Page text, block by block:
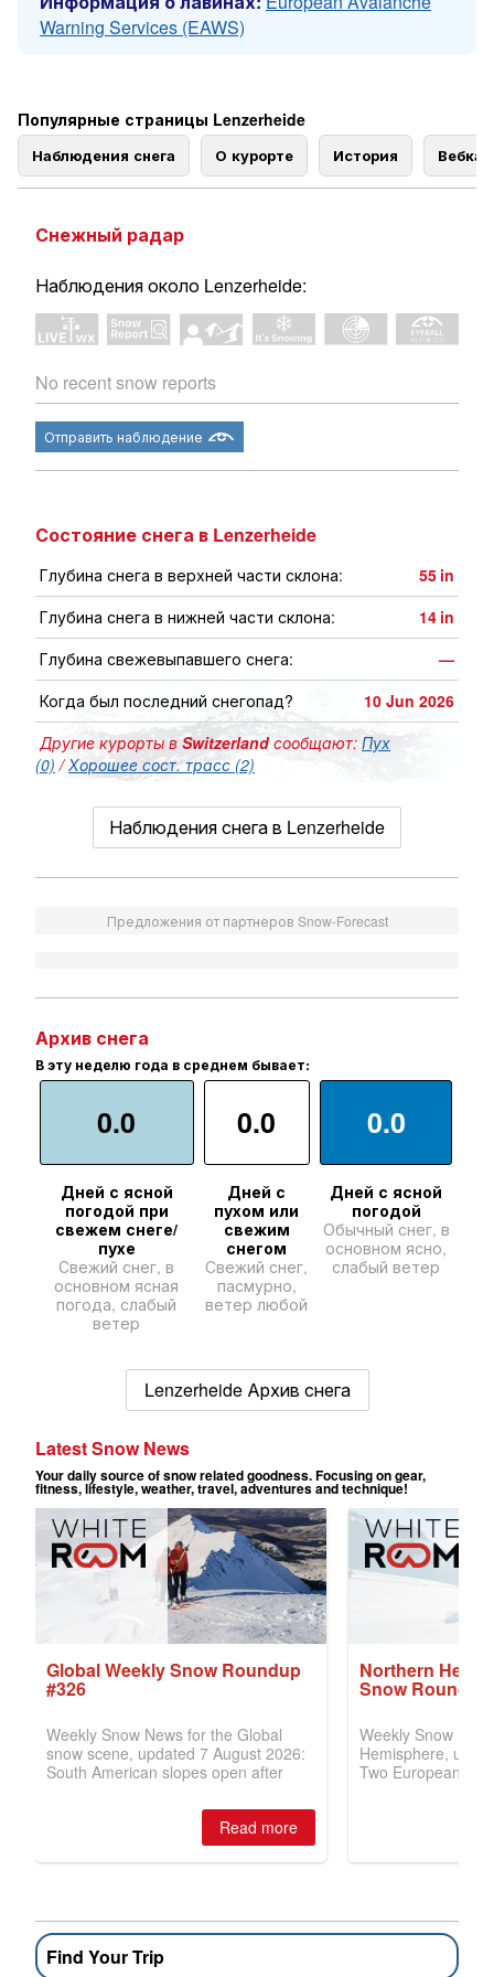
Warning Services (EAWS)
Популярные страницы Lenzerheide
Наблюдения снега О курорте История
Снежный радар
Наблюдения около Lenzerheide:
No recent snow reports
Отправить наблюдение
Состояние снега в Lenzerheide
Глубина снега в верхней части склона: 55 in
Глубина снега в нижней части склона:
14 in
Глубина свежевыпавшего снега:
—
Когда был последний снегопад?
10 Jun 2026
Другие курорты вSwitzerlandсообщают: Пух
(0) /Хорошее сост. трасс (2)
Наблюдения снега в Lenzerheide
Предложения от партнеров Snow-Forecast
Архив снега
В эту неделю года в среднем бывает:
0.0
Дней с ясной
погодой при
свежем снеге/
пухе
Свежий снег, в
основном ясная
погода, слабый
ветер
0.0
Дней с
пухом или
свежим
снегом
Свежий снег,
пасмурно,
ветер любой
0.0
Дней с ясной
погодой
Обычный снег, в
основном ясно,
слабый ветер
Lenzerheide Архив снега
Find Your Trip